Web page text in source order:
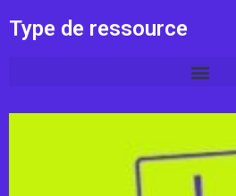
Type de ressource